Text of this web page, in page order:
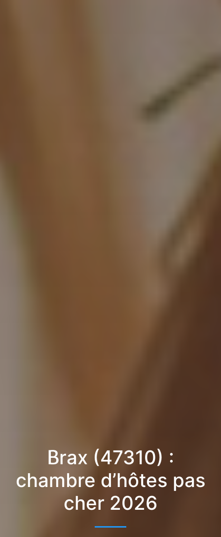
Brax (47310) :
chambre d’hôtes pas
cher 2026